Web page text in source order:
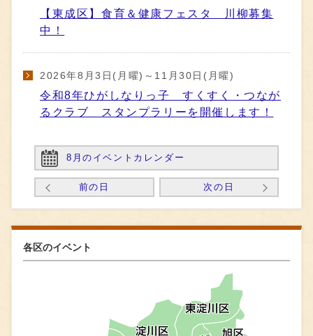
【東成区】食育＆健康フェスタ 川柳募集
中！
2026年8月3日(月曜)～11月30日(月曜)
令和8年ひがしなりっ子 すくすく・つなが
るクラブ スタンプラリーを開催します！
8月のイベントカレンダー
前の日 次の日
各区のイベント